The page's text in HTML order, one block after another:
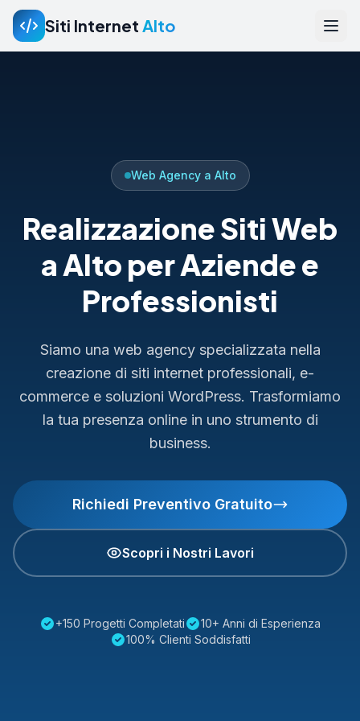
Siti Internet Alto
Web Agency a Alto
Realizzazione Siti Web
a Alto per Aziende e
Professionisti
Siamo una web agency specializzata nella
creazione di siti internet professionali, e-
commerce e soluzioni WordPress. Trasformiamo
la tua presenza online in uno strumento di
business.
Richiedi Preventivo Gratuito
Scopri i Nostri Lavori
+150 Progetti Completati
10+ Anni di Esperienza
100% Clienti Soddisfatti